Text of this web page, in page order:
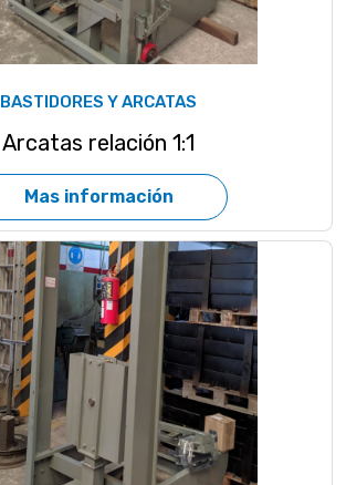
BASTIDORES Y ARCATAS
Arcatas relación 1:1
Mas información